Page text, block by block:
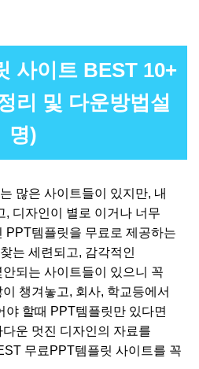
사이트 BEST 10+
리 및 다운방법설
명)
많은 사이트들이 있지만, 내
, 디자인이 별로 이거나 너무
PPT템플릿을 무료로 제공하는
는 세련되고, 감각적인
되는 사이트들이 있으니 꼭
챙겨놓고, 회사, 학교등에서
야 할때 PPT템플릿만 있다면
운 멋진 디자인의 자료를
무료PPT템플릿 사이트를 꼭